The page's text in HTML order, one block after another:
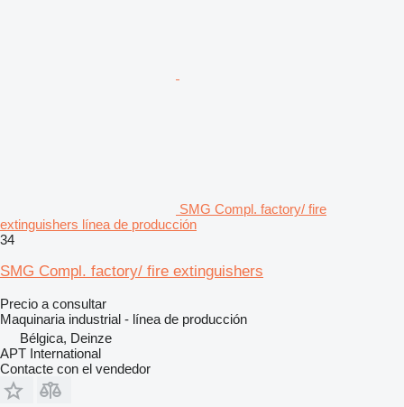
SMG Compl. factory/ fire
extinguishers línea de producción
34
SMG Compl. factory/ fire extinguishers
Precio a consultar
Maquinaria industrial - línea de producción
Bélgica, Deinze
APT International
Contacte con el vendedor